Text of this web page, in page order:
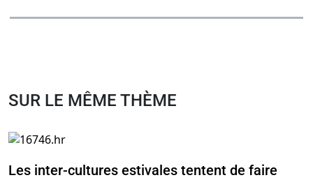
SUR LE MÊME THÈME
Les inter-cultures estivales tentent de faire